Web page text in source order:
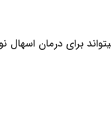
برای درمان اسهال